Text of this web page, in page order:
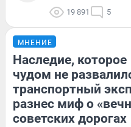
19 891 5
МНЕНИЕ
Наследие, которое
чудом не
транспортный
разнес миф о
советских дорогах